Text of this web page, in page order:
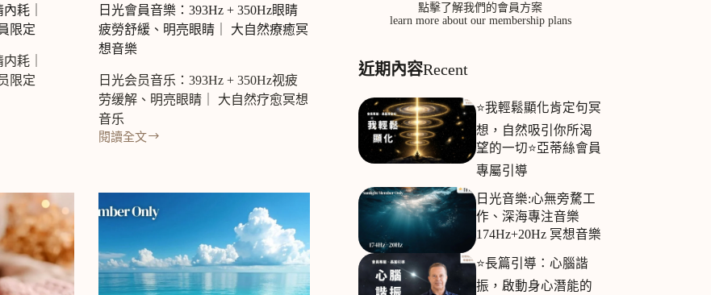
耗｜
限定
耗｜
限定
日光會員音樂：393Hz + 350Hz眼睛
疲勞舒緩、明亮眼睛｜ 大自然療癒冥
想音樂
日光会员音乐：393Hz + 350Hz视疲
劳缓解、明亮眼睛｜ 大自然疗愈冥想
音乐
閱讀全文
日
員
音
+
350Hz
眼
點擊了解我們的會員方案
learn more about our membership plans
近期內容Recent
⭐我輕鬆顯化肯定句冥
想，自然吸引你所渴
望的一切⭐亞蒂絲會員
專屬引導
日光音樂:心無旁騖工
作、深海專注音樂
174Hz+20Hz 冥想音樂
⭐長篇引導：心腦諧
振，啟動身心潛能的